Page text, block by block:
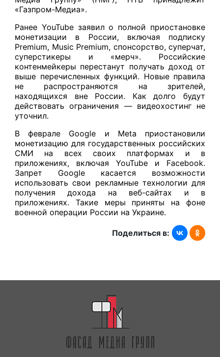
«Газпром-Медиа».
Ранее YouTube заявил о полной приостановке
монетизации в России, включая подписку
Premium, Music Premium, спонсорство, суперчат,
суперстикеры и «мерч». Российские
контенмейкеры перестанут получать доход от
выше перечисленных функций. Новые правила
не распространяются на зрителей,
находящихся вне России. Как долго будут
действовать ограничения — видеохостинг не
уточнил.
В феврале Google и Meta приостановили
монетизацию для государственных российских
СМИ на всех своих платформах и в
приложениях, включая YouTube и Facebook.
Запрет Google касается возможности
использовать свои рекламные технологии для
получения дохода на веб-сайтах и в
приложениях. Такие меры приняты на фоне
военной операции России на Украине.
Поделиться в: